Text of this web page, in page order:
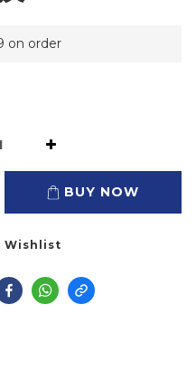
on order
BUY NOW
Wishlist